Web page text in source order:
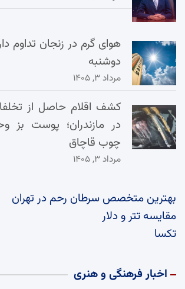
هوای گرم در زنجان تداوم
دوشنبه
مرداد ۳, ۱۴۰۵
کشف اقلام حاصل از
در مازندران؛ پوست
چوب قاچاق
مرداد ۳, ۱۴۰۵
بهترین متخصص سرطان رحم در تهران
مقایسه تتر و دلار
تکسا
اخبار فرهنگی و هنری